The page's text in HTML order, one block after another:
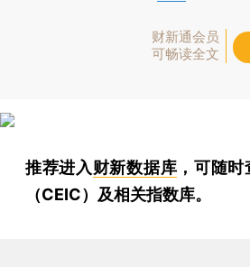
财新通会员
可畅读全文
推荐进入财新数据库 ，可随
（CEIC）及相关指数库。